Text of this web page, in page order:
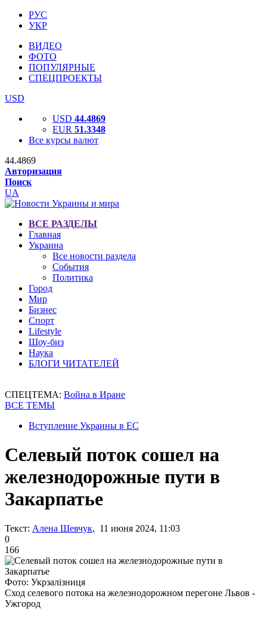
РУС
УКР
ВИДЕО
ФОТО
ПОПУЛЯРНЫЕ
СПЕЦПРОЕКТЫ
USD
USD 44.4869
EUR 51.3348
Все курсы валют
44.4869
Авторизация
Поиск
UA
ВСЕ РАЗДЕЛЫ
Главная
Украина
Все новости раздела
События
Политика
Город
Мир
Бизнес
Спорт
Lifestyle
Шоу-биз
Наука
БЛОГИ ЧИТАТЕЛЕЙ
СПЕЦТЕМА: Война в Иране
ВСЕ ТЕМЫ
Вступление Украины в ЕС
Селевый поток сошел на
железнодорожные пути в
Закарпатье
Текст: Алена Шевчук, 11 июня 2024, 11:03
0
166
Фото: Укрзалізниця
Сход селевого потока на железнодорожном перегоне Львов -
Ужгород